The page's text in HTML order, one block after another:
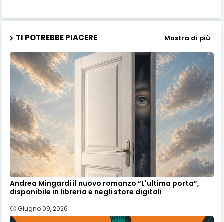
TI POTREBBE PIACERE Mostra di più
Andrea Mingardi il nuovo romanzo “L'ultima porta”,
disponibile in libreria e negli store digitali
Giugno 09, 2026